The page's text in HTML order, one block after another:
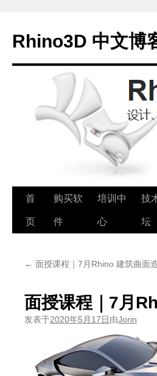
Rhino3D 中文博
跳
至
首
页
购买软
件
培训中
心
技
坛
← 面授课程｜7月Rhino 建筑曲面
面授课程｜7月
发表于2020年5月17日由Jorin